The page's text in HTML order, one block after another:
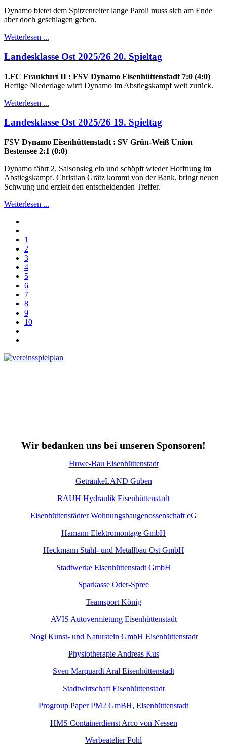
Dynamo bietet dem Spitzenreiter lange Paroli muss sich am Ende
aber doch geschlagen geben.
Weiterlesen ...
Landesklasse Ost 2025/26 20. Spieltag
1.FC Frankfurt II : FSV Dynamo Eisenhüttenstadt 7:0 (4:0)
Heftige Niederlage wirft Dynamo im Abstiegskampf weit zurück.
Weiterlesen ...
Landesklasse Ost 2025/26 19. Spieltag
FSV Dynamo Eisenhüttenstadt : SV Grün-Weiß Union
Bestensee 2:1 (0:0)
Dynamo fährt 2. Saisonsieg ein und schöpft wieder Hoffnung im
Abstiegskampf. Christian Grätz kommt von der Bank, bringt neuen
Schwung und erzielt den entscheidenden Treffer.
Weiterlesen ...
1
2
3
4
5
6
7
8
9
10
Wir bedanken uns bei unseren Sponsoren!
Huwe-Bau Eisenhüttenstadt
GetränkeLAND Guben
RAUH Hydraulik Eisenhüttenstadt
Eisenhüttenstädter Wohnungsbaugenossenschaft eG
Hamann Elektromontage GmbH
Heckmann Stahl- und Metallbau Ost GmbH
Stadtwerke Eisenhüttenstadt GmbH
Sparkasse Oder-Spree
Teamsport König
AVIS Autovermietung Eisenhüttenstadt
Nogi Kunst- und Naturstein GmbH Eisenhüttenstadt
Physiotherapie Andreas Kus
Sven Marquardt Aral Eisenhüttenstadt
Stadtwirtschaft Eisenhüttenstadt
Progroup Paper PM2 GmBH, Eisenhüttenstadt
HMS Containerdienst Arco von Nessen
Werbeatelier Pohl